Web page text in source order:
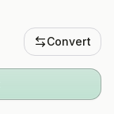
Convert